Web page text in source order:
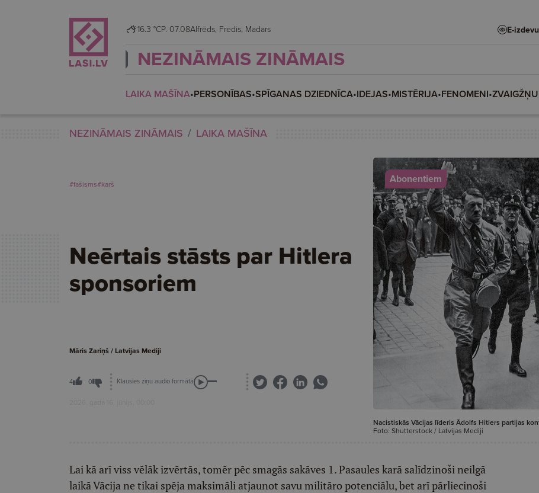
16.3 °CP. 07.08 Alfrēds, Fredis, Madars E-
NEZINĀMAIS ZINĀMAIS
LAIKA MAŠĪNA•PERSONĪBAS•SPĪGANAS DZIEDNĪCA•IDEJAS•MISTĒRIJA•FENOMENI•
NEZINĀMAIS ZINĀMAIS LAIKA MAŠĪNA
#fašisms#karš
Neērtais stāsts par Hitlera
sponsoriem
Māris Zariņš / Latvijas Mediji
4 0 Klausies ziņu audio formātā
2026. gada 16. jūnijs, 00:00
Abonentiem
Nacistiskās Vācijas līderis Ādolfs Hitlers partijas
Foto: Shutterstock / Latvijas Mediji
Lai kā arī viss vēlāk izvērtās, tomēr pēc smagās sakāves 1. Pasaules karā salīdzinoši neilgā
laikā Vācija ne tikai spēja maksimāli atjaunot savu militāro potenciālu, bet arī pārliecinoši